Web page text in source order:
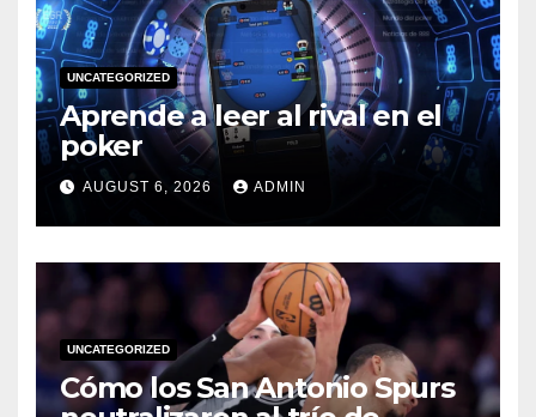
UNCATEGORIZED
Aprende a leer al rival en el
poker
AUGUST 6, 2026 ADMIN
UNCATEGORIZED
Cómo los San Antonio Spurs